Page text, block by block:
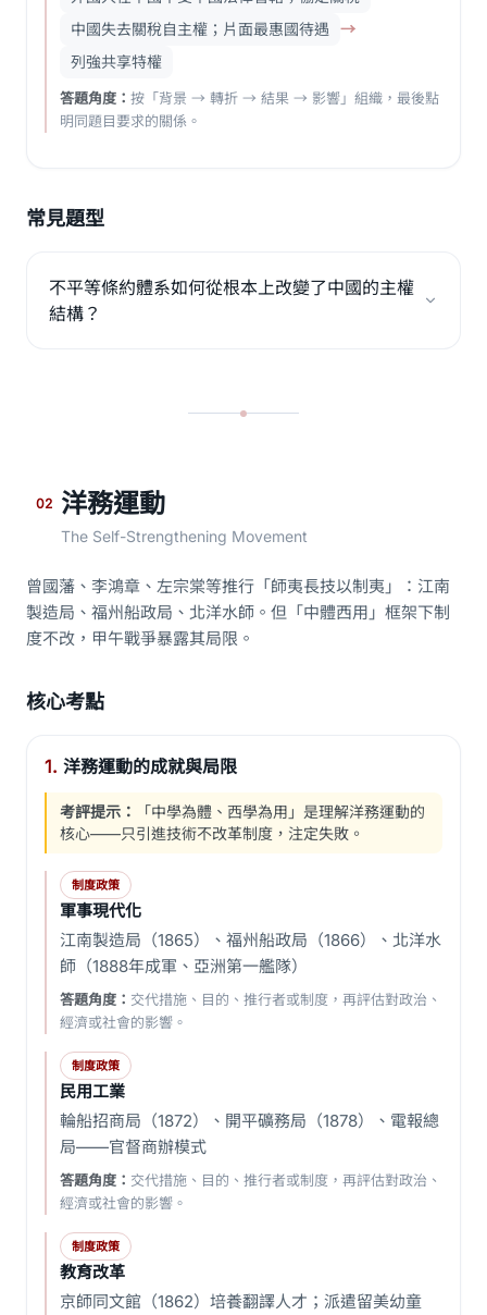
中國失去關稅自主權；片面最惠國待遇
→
列強共享特權
答題角度： 按「背景 → 轉折 → 結果 → 影響」組織，最後點
明同題目要求的關係。
常見題型
不平等條約體系如何從根本上改變了中國的主權
結構？
02 洋務運動
The Self-Strengthening Movement
曾國藩、李鴻章、左宗棠等推行「師夷長技以制夷」：江南
製造局、福州船政局、北洋水師。但「中體西用」框架下制
度不改，甲午戰爭暴露其局限。
核心考點
1. 洋務運動的成就與局限
考評提示：
「中學為體、西學為用」是理解洋務運動的
核心——只引進技術不改革制度，注定失敗。
制度政策
軍事現代化
江南製造局（1865）、福州船政局（1866）、北洋水
師（1888年成軍、亞洲第一艦隊）
答題角度： 交代措施、目的、推行者或制度，再評估對政治、
經濟或社會的影響。
制度政策
民用工業
輪船招商局（1872）、開平礦務局（1878）、電報總
局——官督商辦模式
答題角度： 交代措施、目的、推行者或制度，再評估對政治、
經濟或社會的影響。
制度政策
教育改革
京師同文館（1862）培養翻譯人才；派遣留美幼童